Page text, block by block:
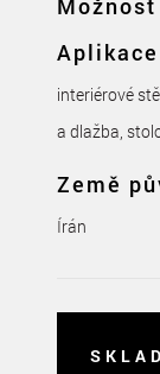
interiérové
a dlažba,
Země
Írán